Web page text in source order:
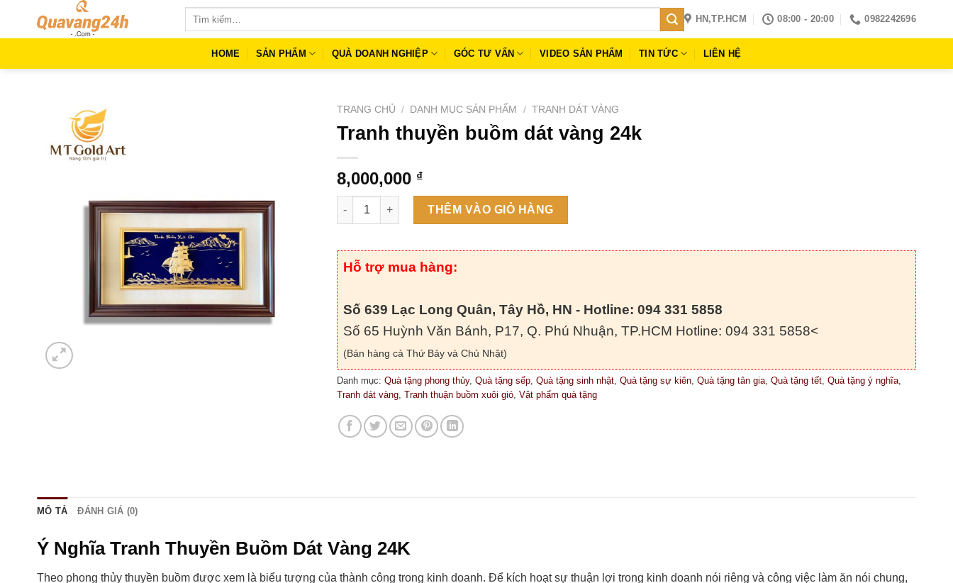
HN,TP.HCM 08:00 - 20:00 0982242696
HOME SẢN PHẨM QUÀ DOANH NGHIỆP GÓC TƯ VẤN VIDEO SẢN PHẨM TIN TỨC LIÊN HỆ
TRANG CHỦ / DANH MỤC SẢN PHẨM / TRANH DÁT VÀNG
Tranh thuyền buồm dát vàng 24k
8,000,000 ₫
Tranh thuyền buồm dát vàng 24k số lượng
THÊM VÀO GIỎ HÀNG
Hỗ trợ mua hàng:
Số 639 Lạc Long Quân, Tây Hồ, HN - Hotline: 094 331 5858
Số 65 Huỳnh Văn Bánh, P17, Q. Phú Nhuận, TP.HCM Hotline: 094 331 5858<
(Bán hàng cả Thứ Bảy và Chủ Nhật)
Danh mục:Quà tặng phong thủy,Quà tặng sếp ,Quà tặng sinh nhật ,Quà tặng sự kiên ,Quà tặng tân gia ,Quà tặng tết ,Quà tặng ý nghĩa
Tranh dát vàng ,Tranh thuận buồm xuôi gió ,Vật phẩm quà tặng
MÔ TẢ ĐÁNH GIÁ (0)
Ý Nghĩa Tranh Thuyền Buồm Dát Vàng 24K
Theo phong thủy thuyền buồm được xem là biểu tượng của thành công trong kinh doanh. Để kích hoạt sự thuận lợi trong kinh doanh nói riêng và công việc làm ăn nói chung,